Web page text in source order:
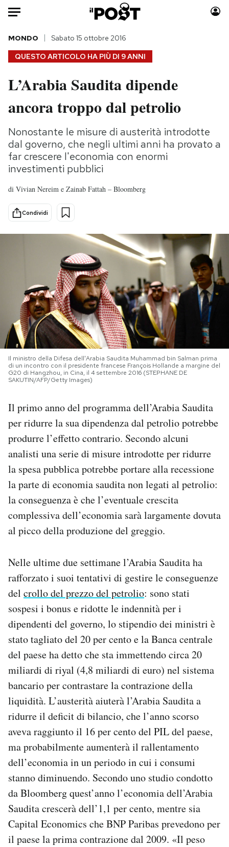
Auto
HOME
Italia
Politica
Tecnologia
Internet
Scienza
Cultura
Economia
Sport
Moda
Consumismi
Storie/Idee
Ok Boomer!
Media
Altrecose
NEWSLETTER
I MIEI PREFERITI
SHOP
CALENDARIO
AREA PERSONALE
Area Personale
Newsletter
Notifiche mobile
Regala il Post
Esci
QUESTO ARTICOLO HA PIÙ DI 9 ANNI
MONDO Sabato 15 ottobre 2016
L’Arabia Saudita dipende
ancora troppo dal petrolio
Nonostante le misure di austerità introdotte
dal governo, che negli ultimi anni ha provato a
far crescere l'economia con enormi
investimenti pubblici
di Vivian Nereim e Zainab Fattah – Bloomberg
Condividi
Il ministro della Difesa dell'Arabia Saudita Muhammad bin Salman prima
di un incontro con il presidente francese François Hollande a margine del
G20 di Hangzhou, in Cina, il 4 settembre 2016 (STEPHANE DE
SAKUTIN/AFP/Getty Images)
Il primo anno del programma dell’Arabia Saudita
per ridurre la sua dipendenza dal petrolio potrebbe
produrre l’effetto contrario. Secondo alcuni
analisti una serie di misure introdotte per ridurre
la spesa pubblica potrebbe portare alla recessione
la parte di economia saudita non legati al petrolio:
la conseguenza è che l’eventuale crescita
complessiva dell’economia sarà largamente dovuta
al picco della produzione del greggio.
Nelle ultime due settimane l’Arabia Saudita ha
rafforzato i suoi tentativi di gestire le conseguenze
del crollo del prezzo del petrolio: sono stati
sospesi i bonus e ridotte le indennità per i
dipendenti del governo, lo stipendio dei ministri è
stato tagliato del 20 per cento e la Banca centrale
del paese ha detto che sta immettendo circa 20
miliardi di riyal (4,8 miliardi di euro) nel sistema
bancario per contrastare la contrazione della
liquidità. L’austerità aiuterà l’Arabia Saudita a
ridurre il deficit di bilancio, che l’anno scorso
aveva raggiunto il 16 per cento del PIL del paese,
ma probabilmente aumenterà il rallentamento
dell’economia in un periodo in cui i consumi
stanno diminuendo. Secondo uno studio condotto
da Bloomberg quest’anno l’economia dell’Arabia
Saudita crescerà dell’1,1 per cento, mentre sia
Capital Economics che BNP Paribas prevedono per
il paese la prima contrazione dal 2009. «Il peso